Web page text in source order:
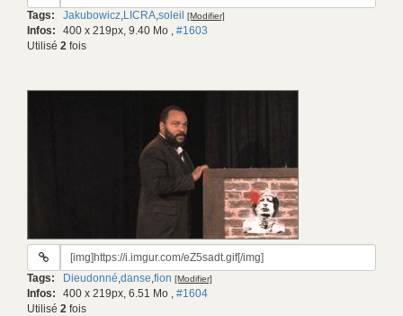
gif:
Tags: Jakubowicz,LICRA,soleil [Modifier]
Infos: 400 x 219px, 9.40 Mo , #1603
Utilisé 2 fois
URL
gif:
Tags: Dieudonné,danse,fion [Modifier]
Infos: 400 x 219px, 6.51 Mo , #1604
Utilisé 2 fois